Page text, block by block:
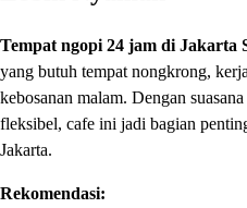
Tempat ngopi 24 jam di Jakarta
yang butuh tempat nongkrong,
kebosanan malam. Dengan
fleksibel, cafe ini jadi bagian
Jakarta.
Rekomendasi: